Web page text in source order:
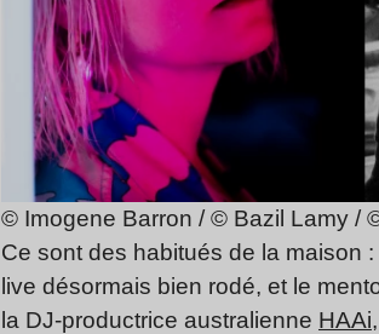
© Imogene Barron / © Bazil Lamy /
Ce sont des habitués de la maison :
live désormais bien rodé, et le
la DJ-productrice australienne HAAi,